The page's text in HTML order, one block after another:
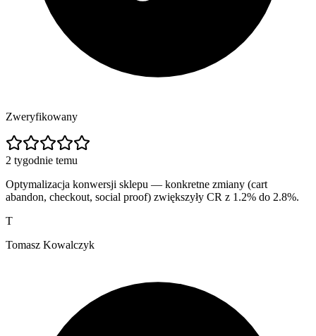
Zweryfikowany
2 tygodnie temu
Optymalizacja konwersji sklepu — konkretne zmiany (cart
abandon, checkout, social proof) zwiększyły CR z 1.2% do 2.8%.
T
Tomasz Kowalczyk